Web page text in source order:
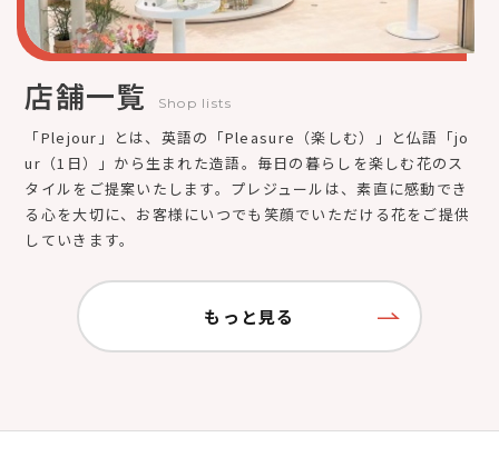
店舗一覧 Shop lists
「Plejour」とは、英語の「Pleasure（楽しむ）」と仏語「jo
ur（1日）」から生まれた造語。毎日の暮らしを楽しむ花のス
タイルをご提案いたします。プレジュールは、素直に感動でき
る心を大切に、お客様にいつでも笑顔でいただける花をご提供
していきます。
もっと見る